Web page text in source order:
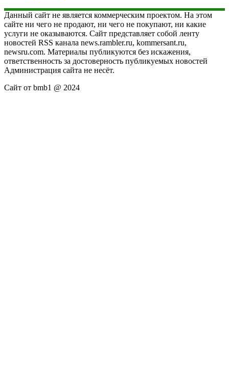
Данный сайт не является коммерческим проектом. На этом
сайте ни чего не продают, ни чего не покупают, ни какие
услуги не оказываются. Сайт представляет собой ленту
новостей RSS канала news.rambler.ru, kommersant.ru,
newsru.com. Материалы публикуются без искажения,
ответственность за достоверность публикуемых новостей
Администрация сайта не несёт.
Сайт от bmb1 @ 2024